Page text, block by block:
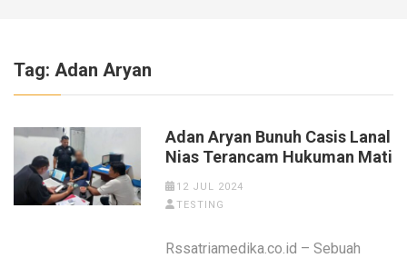
Tag: Adan Aryan
Adan Aryan Bunuh Casis Lanal
Nias Terancam Hukuman Mati
12 JUL 2024
TESTING
Rssatriamedika.co.id – Sebuah